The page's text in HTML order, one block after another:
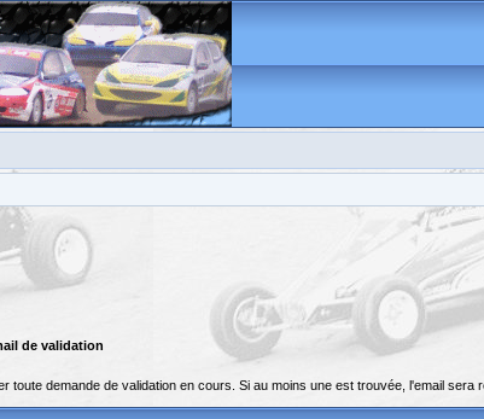
de validation
demande de validation en cours. Si au moins une est trouvée, l'email